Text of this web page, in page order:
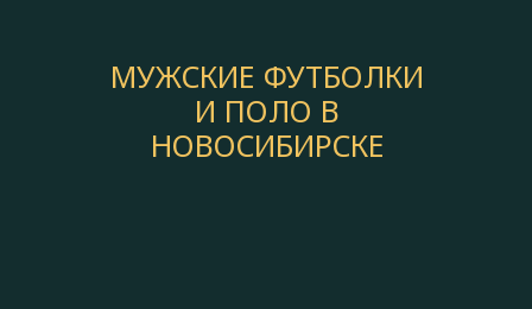
МУЖСКИЕ ФУТБОЛКИ
И ПОЛО В
НОВОСИБИРСКЕ